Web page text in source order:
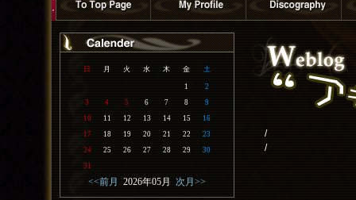
/
/
日 月 火 水 木 金 土
1
2
3
4 5 6 7 8
9
10
11 12 13 14 15
16
17
18 19 20 21 22
23
24
25 26 27 28 29
30
31
<<前月 2026年05月 次月>>